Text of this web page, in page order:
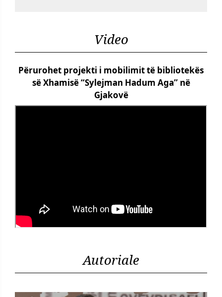
Video
Përurohet projekti i mobilimit të bibliotekës
së Xhamisë “Sylejman Hadum Aga” në
Gjakovë
Autoriale